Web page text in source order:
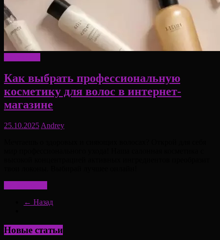
Как выбрать профессиональную
косметику для волос в интернет-
магазине
25.10.2025 Andrey
← Назад
Новые статьи